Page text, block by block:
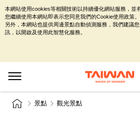
景點 觀光景點
本網站使用cookies等相關技術以持續優化網站服務，並
您繼續使用本網站即表示您同意我們的Cookie使用政策。
另外，本網站也提供周邊景點自動偵測服務，我們建議
訊，以開啟及使用此智慧化服務。